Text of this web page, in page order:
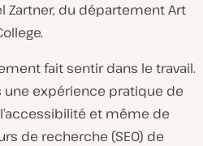
Zartner, du département Art
fait sentir dans le travail.
une expérience pratique de
et même de
de recherche (SEO) de